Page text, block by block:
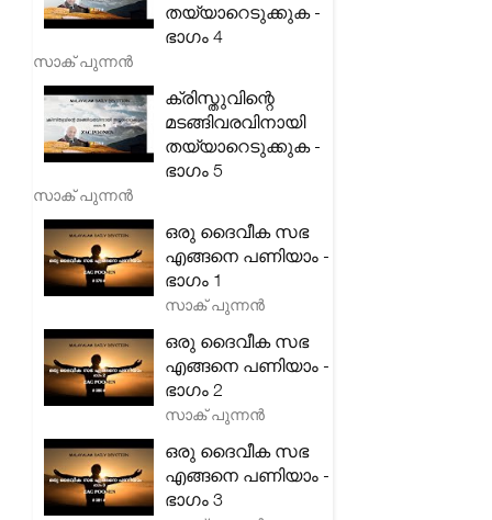
തയ്യാറെടുക്കുക -
ഭാഗം 4
സാക് പുന്നൻ
ക്രിസ്തുവിന്റെ
മടങ്ങിവരവിനായി
തയ്യാറെടുക്കുക -
ഭാഗം 5
സാക് പുന്നൻ
ഒരു ദൈവീക സഭ
എങ്ങനെ പണിയാം -
ഭാഗം 1
സാക് പുന്നൻ
ഒരു ദൈവീക സഭ
എങ്ങനെ പണിയാം -
ഭാഗം 2
സാക് പുന്നൻ
ഒരു ദൈവീക സഭ
എങ്ങനെ പണിയാം -
ഭാഗം 3